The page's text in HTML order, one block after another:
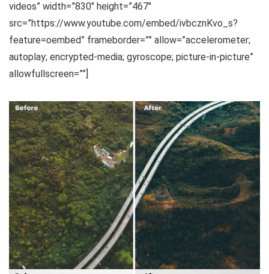
videos” width=”830″ height=”467″
src=”https://www.youtube.com/embed/ivbcznKvo_s?
feature=oembed” frameborder=”” allow=”accelerometer;
autoplay; encrypted-media; gyroscope; picture-in-picture”
allowfullscreen=””]